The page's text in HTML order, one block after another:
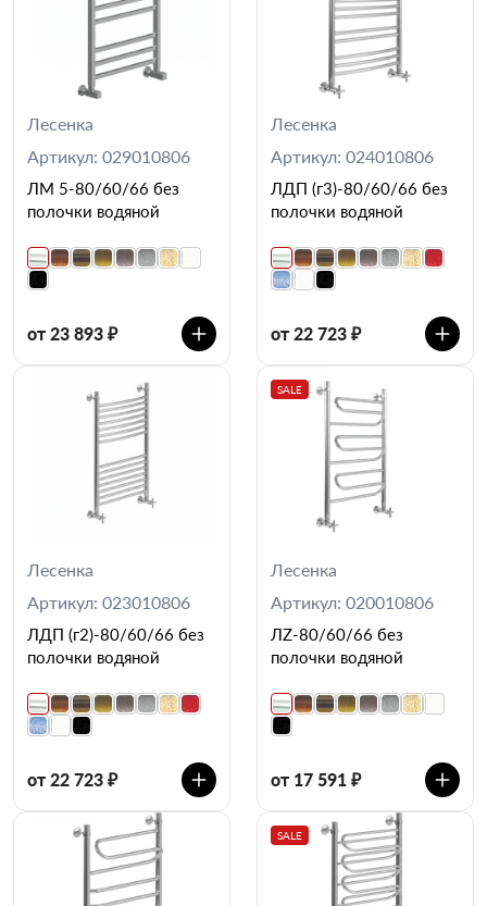
Лесенка
Артикул: 029010806
ЛМ 5-80/60/66 без
полочки водяной
от 23 893 ₽
Лесенка
Артикул: 024010806
ЛДП (г3)-80/60/66 без
полочки водяной
от 22 723 ₽
Лесенка
Артикул: 023010806
ЛДП (г2)-80/60/66 без
полочки водяной
от 22 723 ₽
SALE
Лесенка
Артикул: 020010806
ЛZ-80/60/66 без
полочки водяной
от 17 591 ₽
SALE